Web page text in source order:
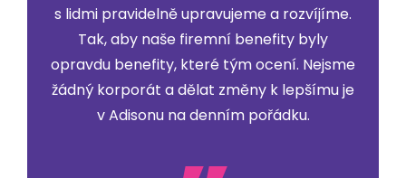
s lidmi pravidelně upravujeme a rozvíjíme.
Tak, aby naše firemní benefity byly
opravdu benefity, které tým ocení. Nejsme
žádný korporát a dělat změny k lepšímu je
v Adisonu na denním pořádku.